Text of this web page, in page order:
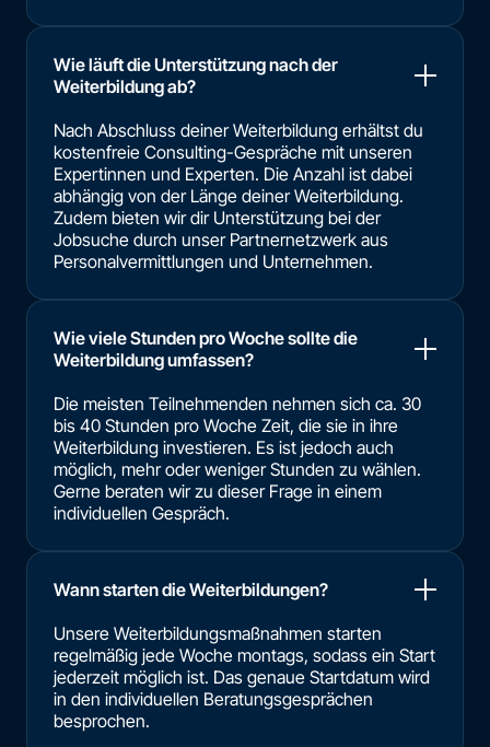
Wie läuft die Unterstützung nach der
Weiterbildung ab?
Nach Abschluss deiner Weiterbildung erhältst du
kostenfreie Consulting-Gespräche mit unseren
Expertinnen und Experten. Die Anzahl ist dabei
abhängig von der Länge deiner Weiterbildung.
Zudem bieten wir dir Unterstützung bei der
Jobsuche durch unser Partnernetzwerk aus
Personalvermittlungen und Unternehmen.
Wie viele Stunden pro Woche sollte die
Weiterbildung umfassen?
Die meisten Teilnehmenden nehmen sich ca. 30
bis 40 Stunden pro Woche Zeit, die sie in ihre
Weiterbildung investieren. Es ist jedoch auch
möglich, mehr oder weniger Stunden zu wählen.
Gerne beraten wir zu dieser Frage in einem
individuellen Gespräch.
Wann starten die Weiterbildungen?
Unsere Weiterbildungsmaßnahmen starten
regelmäßig jede Woche montags, sodass ein Start
jederzeit möglich ist. Das genaue Startdatum wird
in den individuellen Beratungsgesprächen
besprochen.